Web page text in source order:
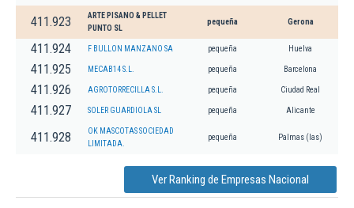
411.923
ARTE PISANO & PELLET
PUNTO SL
pequeña Gerona
411.924 F BULLON MANZANO SA pequeña Huelva
411.925 MECAB14 S.L. pequeña Barcelona
411.926 AGROTORRECILLA S.L. pequeña Ciudad Real
411.927 SOLER GUARDIOLA SL pequeña Alicante
411.928
OK MASCOTAS SOCIEDAD
LIMITADA.
pequeña Palmas (las)
Ver Ranking de Empresas Nacional